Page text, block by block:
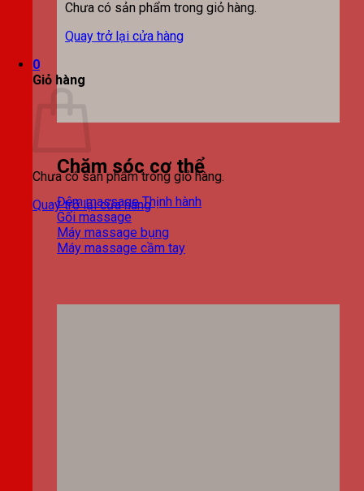
Chưa có sản phẩm trong giỏ hàng.
Quay trở lại cửa hàng
0
Giỏ hàng
Chưa có sản phẩm trong giỏ hàng.
Quay trở lại cửa hàng
Chăm sóc cơ thể
Đệm massage
Gối massage
Máy massage bụng
Máy massage cầm tay